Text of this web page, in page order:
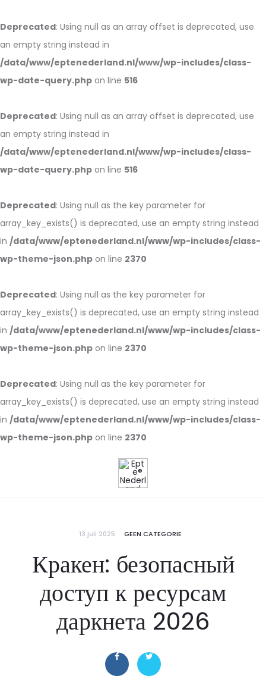
Deprecated: Using null as an array offset is deprecated, use
an empty string instead in
/data/www/eptenederland.nl/www/wp-includes/class-
wp-date-query.php on line 516
Deprecated: Using null as an array offset is deprecated, use
an empty string instead in
/data/www/eptenederland.nl/www/wp-includes/class-
wp-date-query.php on line 516
Deprecated: Using null as the key parameter for
array_key_exists() is deprecated, use an empty string instead
in /data/www/eptenederland.nl/www/wp-includes/class-
wp-theme-json.php on line 2370
Deprecated: Using null as the key parameter for
array_key_exists() is deprecated, use an empty string instead
in /data/www/eptenederland.nl/www/wp-includes/class-
wp-theme-json.php on line 2370
Deprecated: Using null as the key parameter for
array_key_exists() is deprecated, use an empty string instead
in /data/www/eptenederland.nl/www/wp-includes/class-
wp-theme-json.php on line 2370
13 juli 2025 GEEN CATEGORIE
Кракен: безопасный
доступ к ресурсам
даркнета 2026